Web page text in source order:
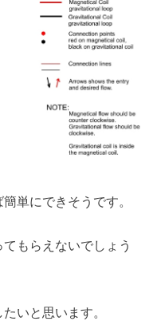
単にできそうです。
もらえないでしょう
いと思います。